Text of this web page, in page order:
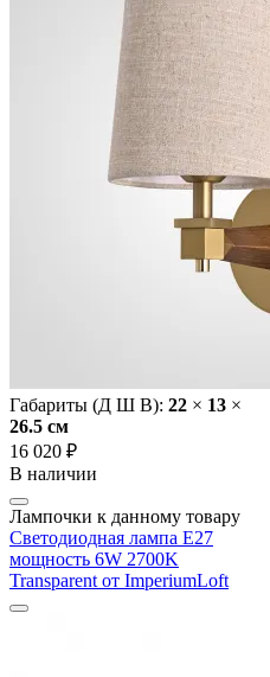
Габариты (Д Ш В): 22 × 13 ×
26.5 cм
16 020 ₽
В наличии
Лампочки к данному товару
Светодиодная лампа E27
мощность 6W 2700K
Transparent от ImperiumLoft